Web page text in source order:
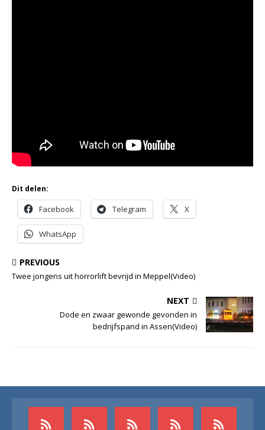
Dit delen:
Facebook Telegram X
WhatsApp
PREVIOUS
Twee jongens uit horrorlift bevrijd in Meppel(Video)
NEXT
Dode en zwaar gewonde gevonden in
bedrijfspand in Assen(Video)